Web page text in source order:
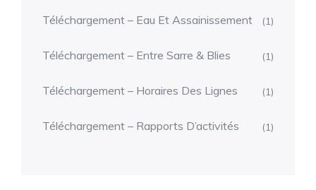
Téléchargement – Eau Et Assainissement (1)
Téléchargement – Entre Sarre & Blies (1)
Téléchargement – Horaires Des Lignes (1)
Téléchargement – Rapports D’activités (1)